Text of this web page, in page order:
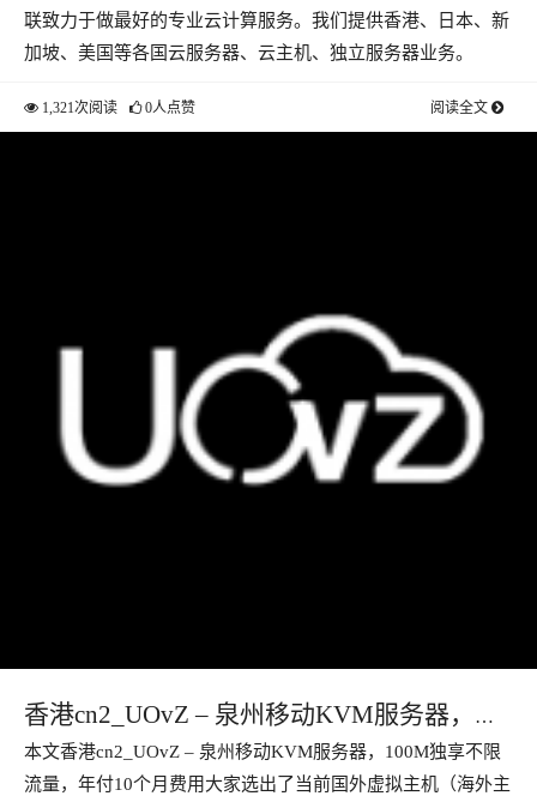
联致力于做最好的专业云计算服务。我们提供香港、日本、新
加坡、美国等各国云服务器、云主机、独立服务器业务。
1,321次阅读 0人点赞 阅读全文
香港cn2_UOvZ – 泉州移动KVM服务器，
100M独享不限流量，年付10个月费用
本文香港cn2_UOvZ – 泉州移动KVM服务器，100M独享不限
流量，年付10个月费用大家选出了当前国外虚拟主机（海外主